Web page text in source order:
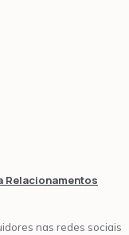
Relacionamentos
nas redes sociais